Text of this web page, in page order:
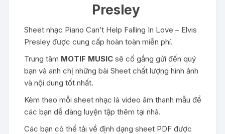
Presley
Sheet nhạc Piano Can’t Help Falling In Love – Elvis
Presley được cung cấp hoàn toàn miễn phí.
Trung tâm MOTIF MUSIC sẽ cố gắng gửi đến quý
bạn và anh chị những bài Sheet chất lượng hình ảnh
và nội dung tốt nhất.
Kèm theo mỗi sheet nhạc là video âm thanh mẫu để
các bạn dễ dàng luyện tập thêm tại nhà.
Các bạn có thể tải về định dạng sheet PDF được